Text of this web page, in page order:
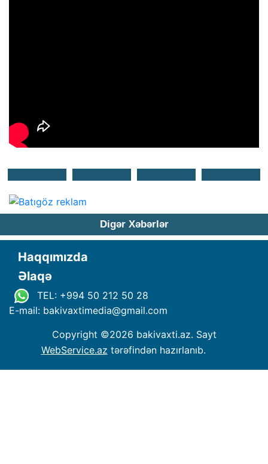
Digər Xəbərlər
Haqqımızda
Əlaqə
TEL: +994 50 212 50 28
E-mail: bakivaxtimedia@gmail.com
Copyright ©2026 bakivaxti.az. Sayt
WebService.az tərəfindən hazırlanıb.